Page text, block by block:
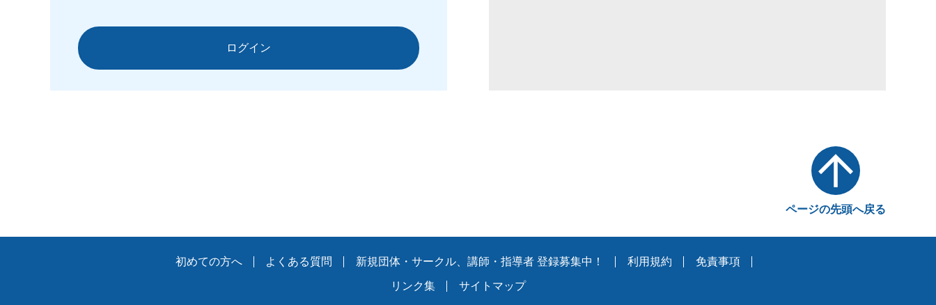
ログイン
ページの先頭へ戻る
初めての方へ よくある質問 新規団体・サークル、講師・指導者 登録募集中！ 利用規約 免責事項
リンク集 サイトマップ